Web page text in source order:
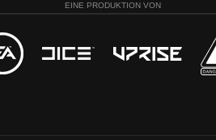
EINE PRODUKTION VON